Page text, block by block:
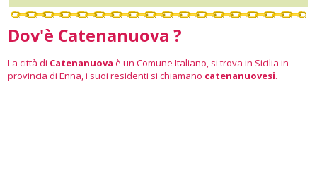
Dov'è Catenanuova ?
La città di Catenanuova è un Comune Italiano, si trova in Sicilia in
provincia di Enna, i suoi residenti si chiamano catenanuovesi.